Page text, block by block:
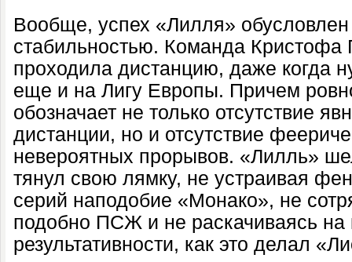
Вообще, успех «Лилля»
стабильностью. Команда Кристофа
проходила дистанцию, даже когда
еще и на Лигу Европы. Причем
обозначает не только отсутствие
дистанции, но и отсутствие
невероятных прорывов. «Лилль»
тянул свою лямку, не устраивая
серий наподобие «Монако», не
подобно ПСЖ и не раскачиваясь на
результативности, как это делал